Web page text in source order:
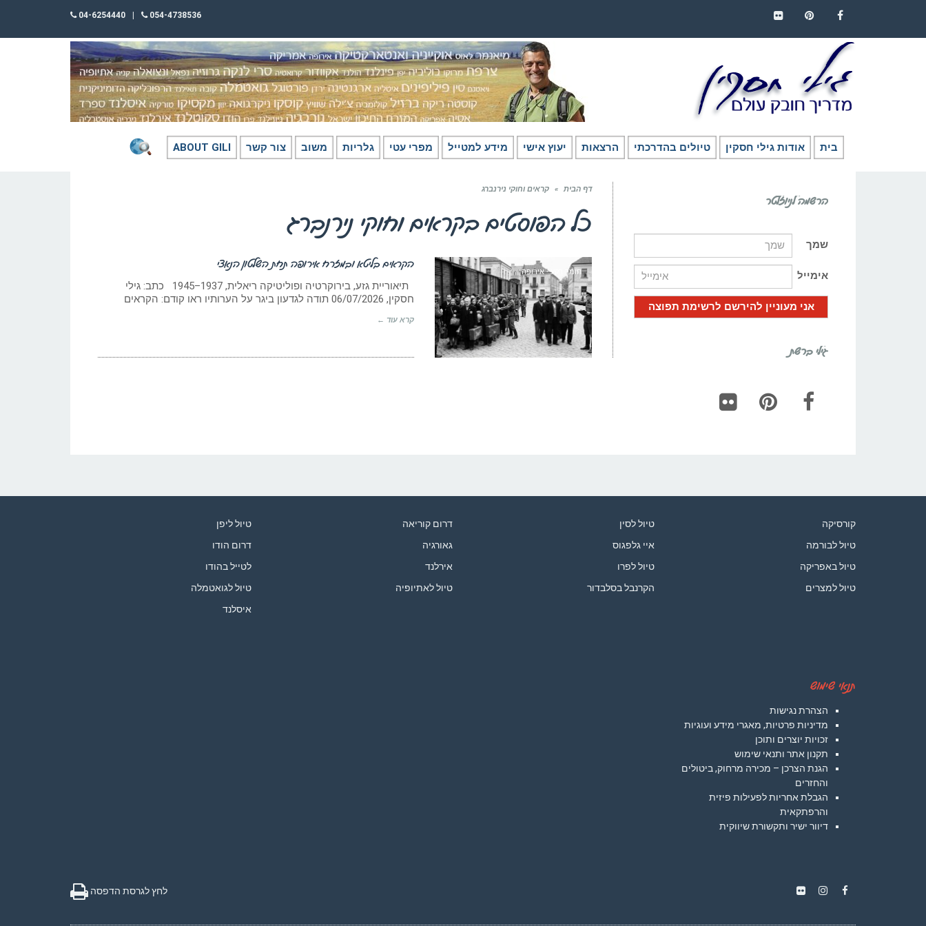
054-4738536
04-6254440
בית אודות גילי חסקין טיולים בהדרכתי הרצאות יעוץ אישי מידע למטייל מפרי עטי גלריות משוב צור קשר ABOUT GILI
דף הבית » קראים וחוקי נירנברג
כל הפוסטים בקראים וחוקי נירנברג
חומר רקע - אירופה
הקראים בליטא ובמזרח אירופה תחת השלטון הנאצי
תיאוריית גזע, בירוקרטיה ופוליטיקה ריאלית, 1937–1945 כתב: גילי
חסקין, ‏06/07/2026 תודה לגדעון ביגר על הערותיו ראו קודם: הקראים
קרא עוד ←
הרשמה לניוזלטר
שמך
אימייל
גילי ברשת
קורסיקה
טיול לבורמה
טיול באפריקה
טיול למצרים
טיול לסין
איי גלפגוס
טיול לפרו
הקרנבל בסלבדור
דרום קוריאה
גאורגיה
אירלנד
טיול לאתיופיה
טיול ליפן
דרום הודו
לטייל בהודו
טיול לגואטמלה
איסלנד
תנאי שימוש
הצהרת נגישות
מדיניות פרטיות, מאגרי מידע ועוגיות
זכויות יוצרים ותוכן
תקנון אתר ותנאי שימוש
הגנת הצרכן – מכירה מרחוק, ביטולים
והחזרים
הגבלת אחריות לפעילות פיזית
והרפתקאית
דיוור ישיר ותקשורת שיווקית
לחץ לגרסת הדפסה